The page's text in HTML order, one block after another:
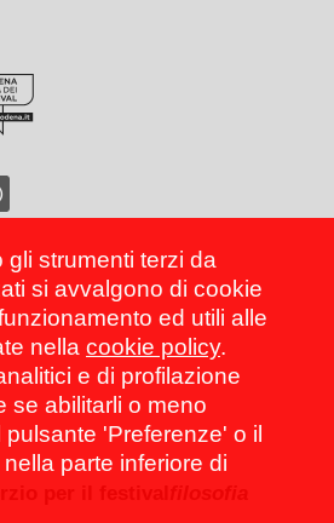
per il festival
gli strumenti terzi da
si avvalgono di cookie
ed utili alle
nella cookie policy.
e di profilazione
se abilitarli o meno
'Preferenze' o il
parte inferiore di